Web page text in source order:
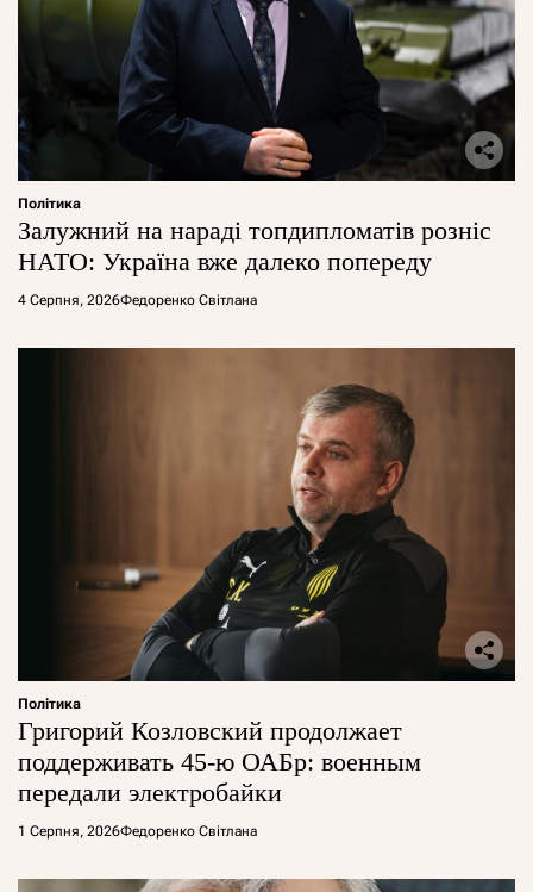
Політика
Залужний на нараді топдипломатів розніс
НАТО: Україна вже далеко попереду
4 Серпня, 2026Федоренко Світлана
Політика
Григорий Козловский продолжает
поддерживать 45-ю ОАБр: военным
передали электробайки
1 Серпня, 2026Федоренко Світлана